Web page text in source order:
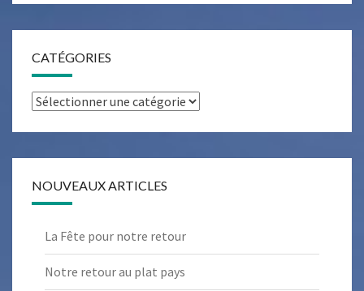
CATÉGORIES
Catégories
NOUVEAUX ARTICLES
La Fête pour notre retour
Notre retour au plat pays